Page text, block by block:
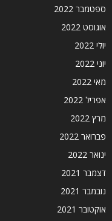
ספטמבר 2022
אוגוסט 2022
יולי 2022
יוני 2022
מאי 2022
אפריל 2022
מרץ 2022
פברואר 2022
ינואר 2022
דצמבר 2021
נובמבר 2021
אוקטובר 2021